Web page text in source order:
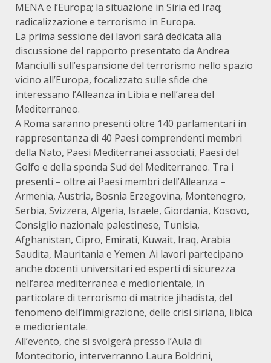
MENA e l’Europa; la situazione in Siria ed Iraq;
radicalizzazione e terrorismo in Europa.
La prima sessione dei lavori sarà dedicata alla
discussione del rapporto presentato da Andrea
Manciulli sull’espansione del terrorismo nello spazio
vicino all’Europa, focalizzato sulle sfide che
interessano l’Alleanza in Libia e nell’area del
Mediterraneo.
A Roma saranno presenti oltre 140 parlamentari in
rappresentanza di 40 Paesi comprendenti membri
della Nato, Paesi Mediterranei associati, Paesi del
Golfo e della sponda Sud del Mediterraneo. Tra i
presenti – oltre ai Paesi membri dell’Alleanza –
Armenia, Austria, Bosnia Erzegovina, Montenegro,
Serbia, Svizzera, Algeria, Israele, Giordania, Kosovo,
Consiglio nazionale palestinese, Tunisia,
Afghanistan, Cipro, Emirati, Kuwait, Iraq, Arabia
Saudita, Mauritania e Yemen. Ai lavori partecipano
anche docenti universitari ed esperti di sicurezza
nell’area mediterranea e mediorientale, in
particolare di terrorismo di matrice jihadista, del
fenomeno dell’immigrazione, delle crisi siriana, libica
e mediorientale.
All’evento, che si svolgerà presso l’Aula di
Montecitorio, interverranno Laura Boldrini,